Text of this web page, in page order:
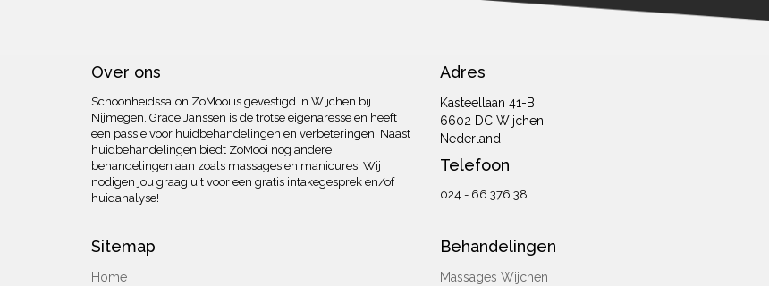
Over ons
Schoonheidssalon ZoMooi is gevestigd in Wijchen bij
Nijmegen. Grace Janssen is de trotse eigenaresse en heeft
een passie voor huidbehandelingen en verbeteringen. Naast
huidbehandelingen biedt ZoMooi nog andere
behandelingen aan zoals massages en manicures. Wij
nodigen jou graag uit voor een gratis intakegesprek en/of
huidanalyse!
Adres
Kasteellaan 41-B
6602 DC Wijchen
Nederland
Telefoon
024 - 66 376 38
Sitemap
Home
Behandelingen
Massages Wijchen